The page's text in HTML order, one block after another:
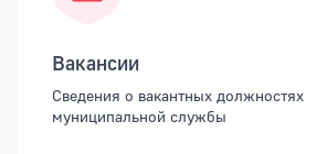
Вакансии
Сведения о вакантных должностях
муниципальной службы